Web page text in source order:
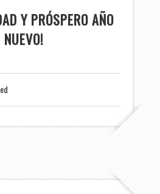
Y PRÓSPERO AÑO
NUEVO!